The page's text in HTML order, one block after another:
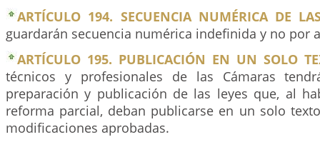
ARTÍCULO 194. SECUENCIA NUMÉRICA DE
guardarán secuencia numérica indefinida y no por
ARTÍCULO 195. PUBLICACIÓN EN UN SOLO
técnicos y profesionales de las Cámaras
preparación y publicación de las leyes que, al
reforma parcial, deban publicarse en un solo
modificaciones aprobadas.